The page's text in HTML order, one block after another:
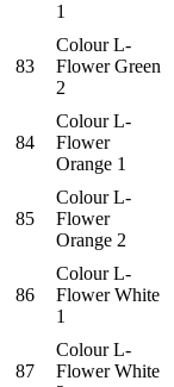
1
83
Colour L-
Flower Green
2
84
Colour L-
Flower
Orange 1
85
Colour L-
Flower
Orange 2
86
Colour L-
Flower White
1
87
Colour L-
Flower White